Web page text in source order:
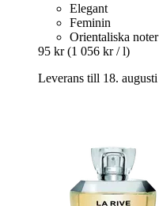
Elegant
Feminin
Orientaliska noter
95 kr (1 056 kr / l)
Leverans till 18. augusti